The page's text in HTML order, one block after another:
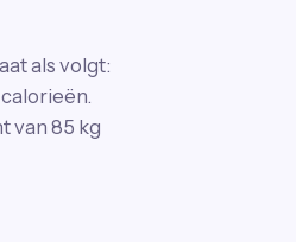
als volgt:
van 85 kg